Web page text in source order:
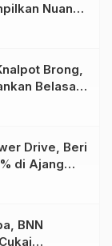
Nuansa
Skena
Brong,
Belasan
Drive, Beri
di Ajang
BNN